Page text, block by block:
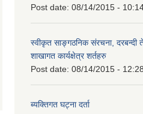
Post date: 08/14/2015 -
स्वीकृत साङ्गठनिक संरचना, दरबन्दी
शाखागत कार्यक्षेत्र शर्तहरु
Post date: 08/14/2015 -
ब्यक्तिगत घट्ना दर्ता